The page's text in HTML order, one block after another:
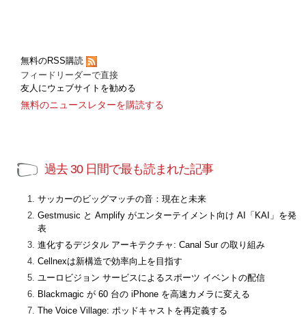
無料のRSS購読
フィードリーダーで直接
友人にウェブサイトを勧める
無料のニュースレターを購読する
過去 30 日間で最も読まれた記事
サッカーのビッグマッチの音：現在と未来
Gestmusic と Amplify がエンターテイメント向け AI「KAI」を発
表
進化するデジタル アーキテクチャ: Canal Sur の取り組み
Cellnexは新構造で効率向上を目指す
ユーロビジョン サービスによるスポーツ イベントの配信
Blackmagic が 60 台の iPhone を高速カメラに変える
The Voice Village: ポッドキャストを再定義する